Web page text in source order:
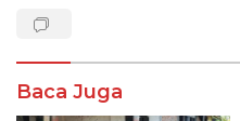
Baca Juga